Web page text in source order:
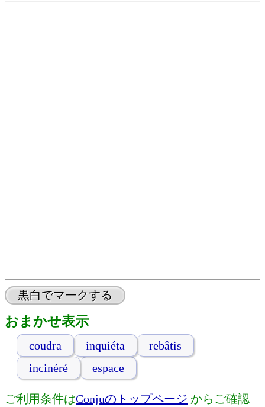
黒白でマークする
おまかせ表示
coudra inquiéta
rebâtis
incinéré
espace
ご利用条件はConjuのトップページ からご確認